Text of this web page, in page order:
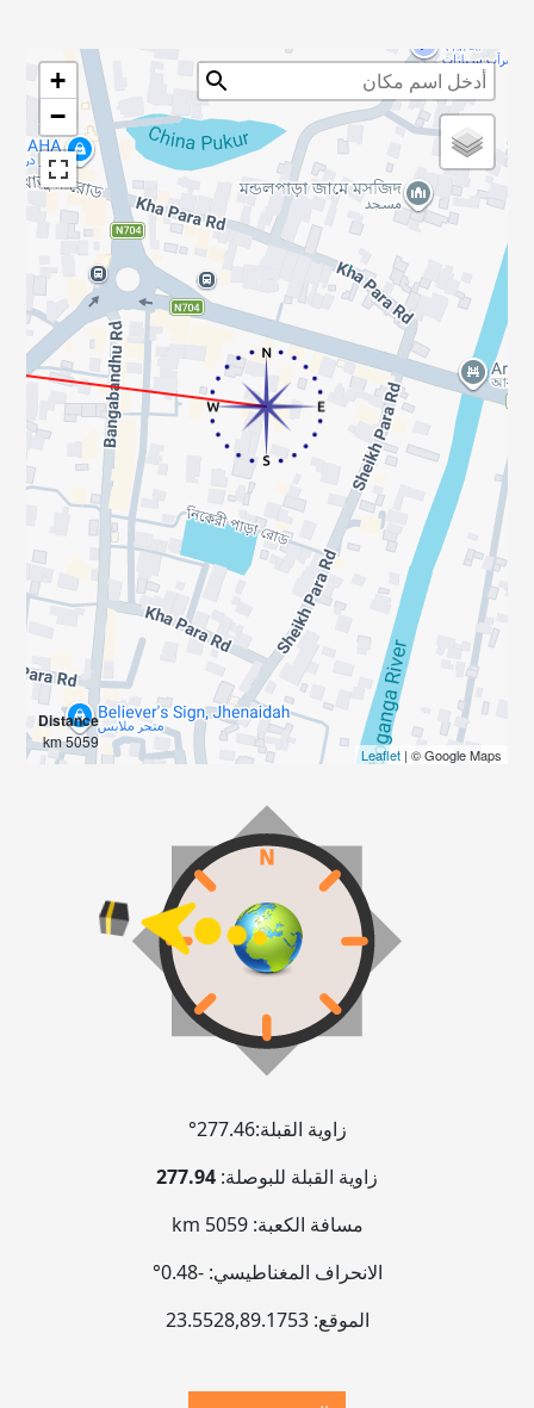
+
−
Distance
5059 km
Leaflet| © Google Maps
زاوية القبلة:277.46°
زاوية القبلة للبوصلة: 277.94
مسافة الكعبة:5059 km
الانحراف المغناطيسي:-0.48°
الموقع:
23.5528,89.1753